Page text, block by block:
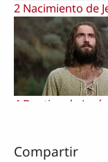
2 Nacimiento de
4 Bautizo de Jesús
Compartir